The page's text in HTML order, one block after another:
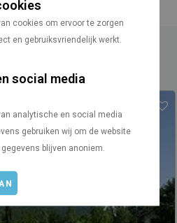
cookies om ervoor te zorgen
en gebruiksvriendelijk werkt.
social media
analytische en social media
gebruiken wij om de website
blijven anoniem.